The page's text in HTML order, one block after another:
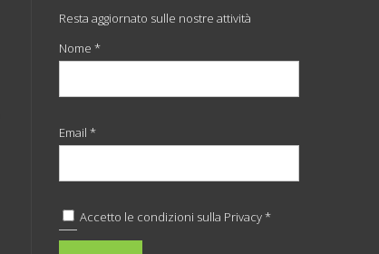
Resta aggiornato sulle nostre attività
Nome *
Email *
Accetto le condizioni sulla Privacy *